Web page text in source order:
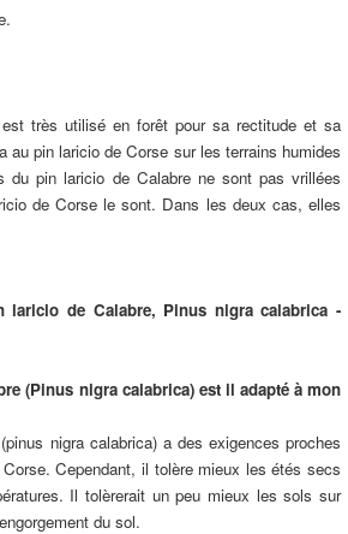
très utilisé en forêt pour sa rectitude et sa
au pin laricio de Corse sur les terrains humides
du pin laricio de Calabre ne sont pas vrillées
de Corse le sont. Dans les deux cas, elles
laricio de Calabre, Pinus nigra calabrica -
(Pinus nigra calabrica) est il adapté à mon
nigra calabrica) a des exigences proches
Cependant, il tolère mieux les étés secs
Il tolèrerait un peu mieux les sols sur
du sol.